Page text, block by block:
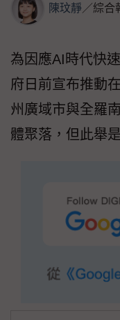
陳玟靜／綜合
為因應AI時代快
府日前宣布推動
州廣域市與全羅
體聚落，但此舉